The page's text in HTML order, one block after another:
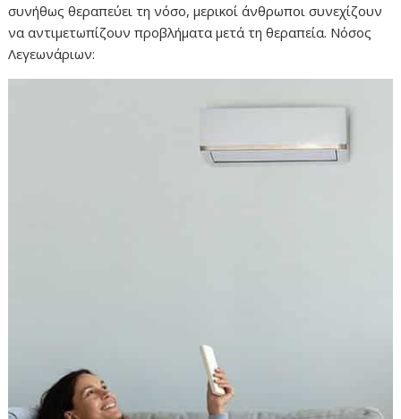
συνήθως θεραπεύει τη νόσο, μερικοί άνθρωποι συνεχίζουν
να αντιμετωπίζουν προβλήματα μετά τη θεραπεία. Νόσος
Λεγεωνάριων: